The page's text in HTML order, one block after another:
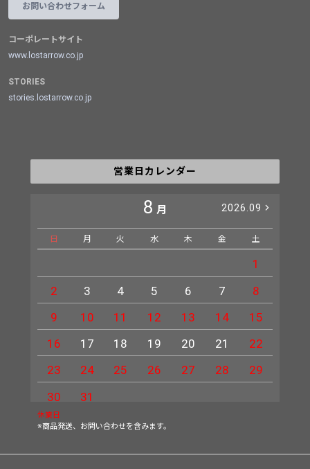
お問い合わせフォーム
コーポレートサイト
www.lostarrow.co.jp
STORIES
stories.lostarrow.co.jp
営業日カレンダー
8 月 2026.09
日 月 火 水 木 金 土
1
2
3 4 5 6 7
8
9
10 11 12 13 14
15
16
17 18 19 20 21
22
23
24 25 26 27 28
29
30
31
休業日
※商品発送、お問い合わせを含みます。